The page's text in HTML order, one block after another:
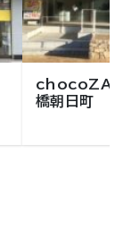
chocoZAP
橋朝日町